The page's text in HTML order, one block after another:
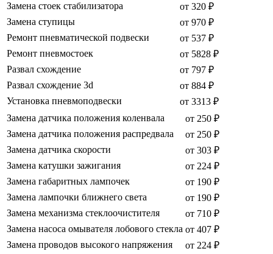
Замена стоек стабилизатора
от 320 ₽
Замена ступицы
от 970 ₽
Ремонт пневматической подвески
от 537 ₽
Ремонт пневмостоек
от 5828 ₽
Развал схождение
от 797 ₽
Развал схождение 3d
от 884 ₽
Установка пневмоподвески
от 3313 ₽
Замена датчика положения коленвала
от 250 ₽
Замена датчика положения распредвала
от 250 ₽
Замена датчика скорости
от 303 ₽
Замена катушки зажигания
от 224 ₽
Замена габаритных лампочек
от 190 ₽
Замена лампочки ближнего света
от 190 ₽
Замена механизма стеклоочистителя
от 710 ₽
Замена насоса омывателя лобового стекла от 407 ₽
Замена проводов высокого напряжения
от 224 ₽